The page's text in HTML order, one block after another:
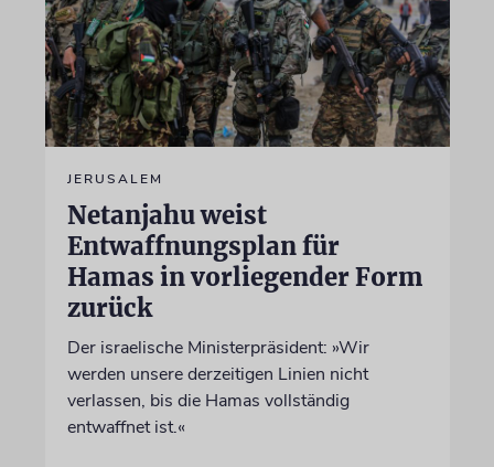
JERUSALEM
Netanjahu weist
Entwaffnungsplan für
Hamas in vorliegender Form
zurück
Der israelische Ministerpräsident: »Wir
werden unsere derzeitigen Linien nicht
verlassen, bis die Hamas vollständig
entwaffnet ist.«